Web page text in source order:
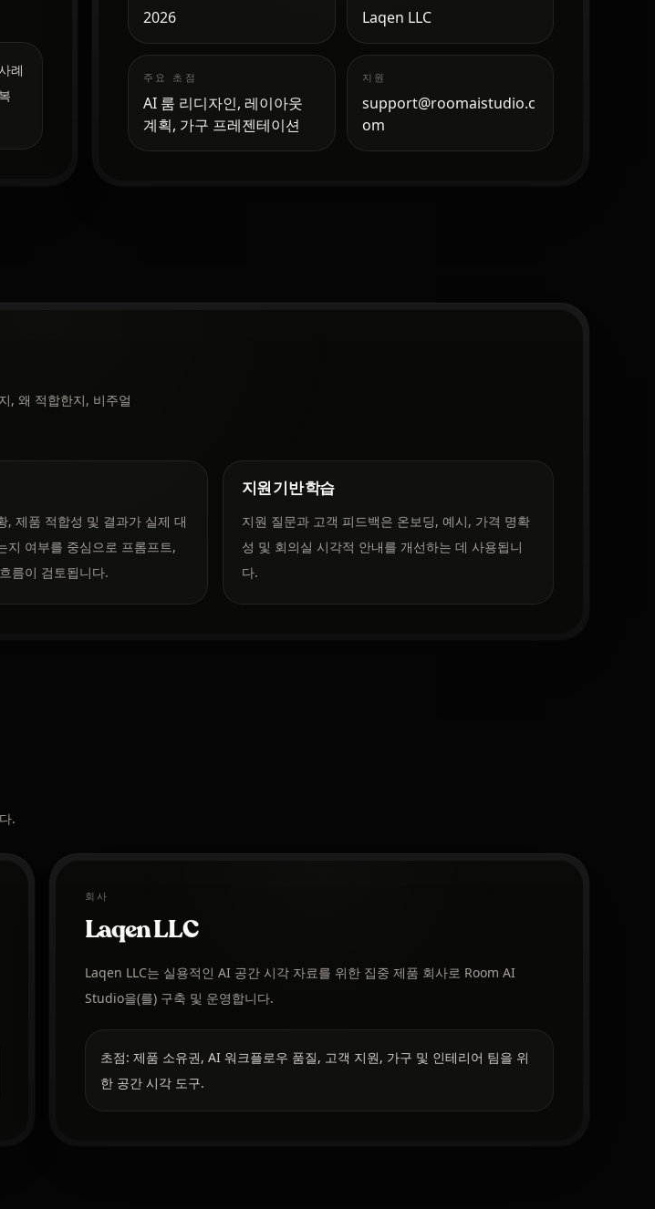
례
2026 Laqen LLC
주요 초점
AI 룸 리디자인, 레이아웃
계획, 가구 프레젠테이션
지원
support@roomaistudio.c
om
, 왜 적합한지, 비주얼
, 제품 적합성 및 결과가 실제 대
지 여부를 중심으로 프롬프트,
름이 검토됩니다.
지원 기반 학습
지원 질문과 고객 피드백은 온보딩, 예시, 가격 명확
성 및 회의실 시각적 안내를 개선하는 데 사용됩니
다.
.
회사
Laqen LLC
Laqen LLC는 실용적인 AI 공간 시각 자료를 위한 집중 제품 회사로 Room AI
Studio을(를) 구축 및 운영합니다.
초점: 제품 소유권, AI 워크플로우 품질, 고객 지원, 가구 및 인테리어 팀을 위
한 공간 시각 도구.